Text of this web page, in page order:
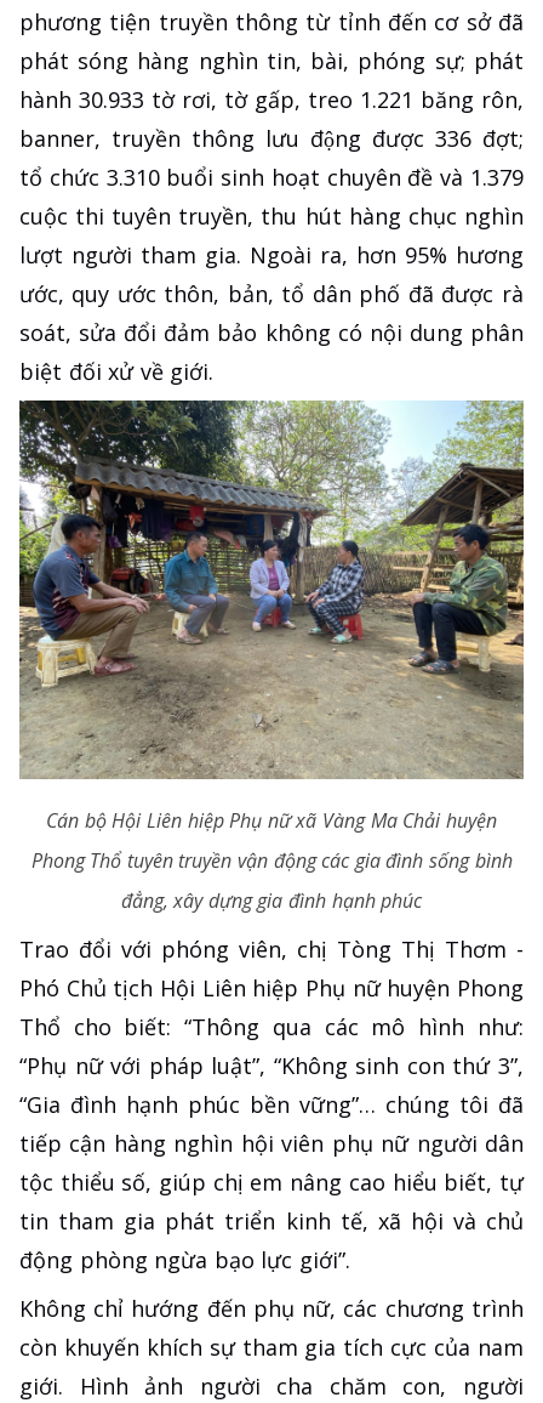
phương tiện truyền thông từ tỉnh đến cơ sở đã
phát sóng hàng nghìn tin, bài, phóng sự; phát
hành 30.933 tờ rơi, tờ gấp, treo 1.221 băng rôn,
banner, truyền thông lưu động được 336 đợt;
tổ chức 3.310 buổi sinh hoạt chuyên đề và 1.379
cuộc thi tuyên truyền, thu hút hàng chục nghìn
lượt người tham gia. Ngoài ra, hơn 95% hương
ước, quy ước thôn, bản, tổ dân phố đã được rà
soát, sửa đổi đảm bảo không có nội dung phân
biệt đối xử về giới.
Cán bộ Hội Liên hiệp Phụ nữ xã Vàng Ma Chải huyện
Phong Thổ tuyên truyền vận động các gia đình sống bình
đẳng, xây dựng gia đình hạnh phúc
Trao đổi với phóng viên, chị Tòng Thị Thơm -
Phó Chủ tịch Hội Liên hiệp Phụ nữ huyện Phong
Thổ cho biết: “Thông qua các mô hình như:
“Phụ nữ với pháp luật”, “Không sinh con thứ 3”,
“Gia đình hạnh phúc bền vững”… chúng tôi đã
tiếp cận hàng nghìn hội viên phụ nữ người dân
tộc thiểu số, giúp chị em nâng cao hiểu biết, tự
tin tham gia phát triển kinh tế, xã hội và chủ
động phòng ngừa bạo lực giới”.
Không chỉ hướng đến phụ nữ, các chương trình
còn khuyến khích sự tham gia tích cực của nam
giới. Hình ảnh người cha chăm con, người